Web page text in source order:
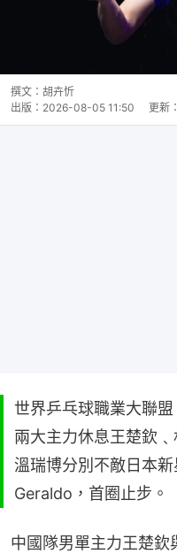
撰文： 胡卉忻
出版： 2026-08-05 11:50 更新：
世界乒乓球職業大聯
兩大主力休息王楚欽
溫瑞博分別不敵日本
Geraldo，首圈止步。
中國隊男單主力王楚